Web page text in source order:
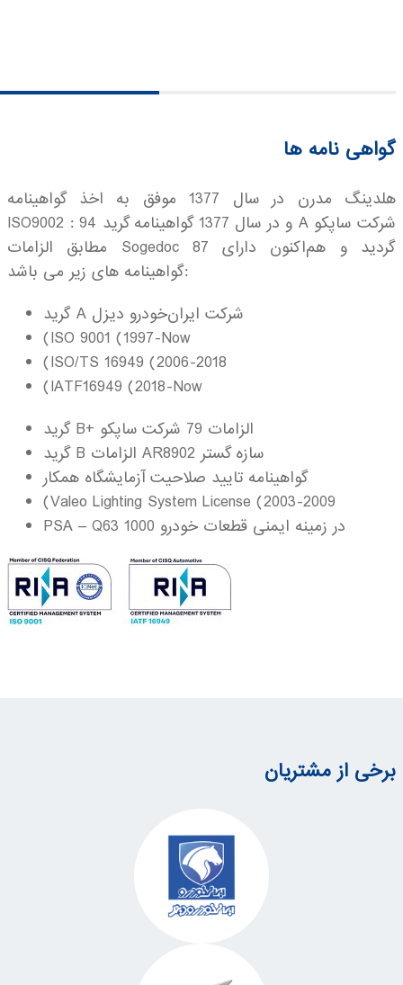
گواهی نامه ها
هلدینگ مدرن در سال 1377 موفق به اخذ گواهینامه
ISO9002 : 94 و در سال 1377 گواهینامه گرید A شركت ساپكو
مطابق الزامات Sogedoc 87 گردید و هم‌اكنون دارای
گواهینامه های زير می باشد:
گريد A شركت ایران‌خودرو دیزل
(ISO 9001 (1997-Now
(ISO/TS 16949 (2006-2018
(IATF16949 (2018-Now
گريد B+ الزامات 79 شركت ساپكو
گرید B الزامات AR8902 سازه گستر
گواهینامه تایید صلاحیت آزمایشگاه همکار
(Valeo Lighting System License (2003-2009
PSA – Q63 1000 در زمینه ایمنی قطعات خودرو
برخی از مشتریان